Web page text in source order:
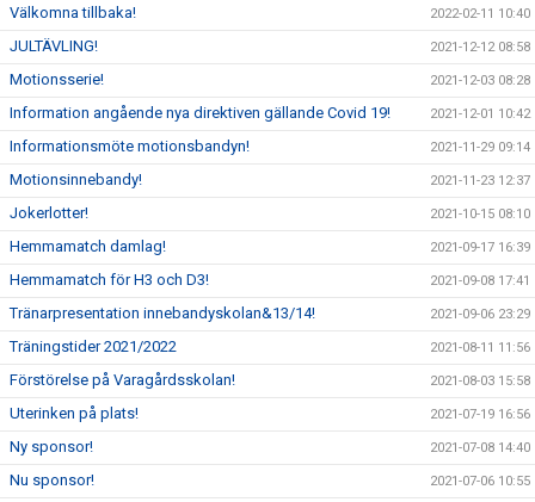
Välkomna tillbaka! 2022-02-11 10:40
JULTÄVLING! 2021-12-12 08:58
Motionsserie! 2021-12-03 08:28
Information angående nya direktiven gällande Covid 19! 2021-12-01 10:42
Informationsmöte motionsbandyn! 2021-11-29 09:14
Motionsinnebandy! 2021-11-23 12:37
Jokerlotter! 2021-10-15 08:10
Hemmamatch damlag! 2021-09-17 16:39
Hemmamatch för H3 och D3! 2021-09-08 17:41
Tränarpresentation innebandyskolan&13/14! 2021-09-06 23:29
Träningstider 2021/2022 2021-08-11 11:56
Förstörelse på Varagårdsskolan! 2021-08-03 15:58
Uterinken på plats! 2021-07-19 16:56
Ny sponsor! 2021-07-08 14:40
Nu sponsor! 2021-07-06 10:55